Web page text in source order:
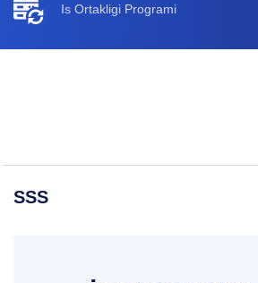
Is Ortakligi Programi
SSS